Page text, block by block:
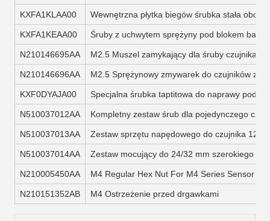
KXFA1KLAA00 Wewnętrzna płytka biegów śrubka stała obok
KXFA1KEAA00 Śruby z uchwytem sprężyny pod blokem
N210146695AA M2.5 Muszel zamykający dla śruby czujnika
N210146696AA M2.5 Sprężynowy zmywarek do czujników
KXF0DYAJA00 Specjalna śrubka taptitowa do naprawy
N510037012AA Kompletny zestaw śrub dla pojedynczego
N510037013AA Zestaw sprzętu napędowego do czujnika 12/
N510037014AA Zestaw mocujący do 24/32 mm szerokiego
N210005450AA M4 Regular Hex Nut For M4 Series Sensor
N210151352AB M4 Ostrzeżenie przed drgawkami